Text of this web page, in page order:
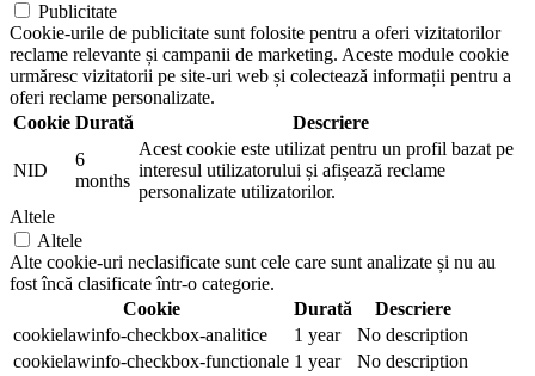
Publicitate
Cookie-urile de publicitate sunt folosite pentru a oferi vizitatorilor
reclame relevante și campanii de marketing. Aceste module cookie
urmăresc vizitatorii pe site-uri web și colectează informații pentru a
oferi reclame personalizate.
Cookie Durată Descriere
NID
6
months
Acest cookie este utilizat pentru un profil bazat pe
interesul utilizatorului și afișează reclame
personalizate utilizatorilor.
Altele
Altele
Alte cookie-uri neclasificate sunt cele care sunt analizate și nu au
fost încă clasificate într-o categorie.
Cookie
Durată
Descriere
cookielawinfo-checkbox-analitice
1 year
No description
cookielawinfo-checkbox-functionale 1 year
No description